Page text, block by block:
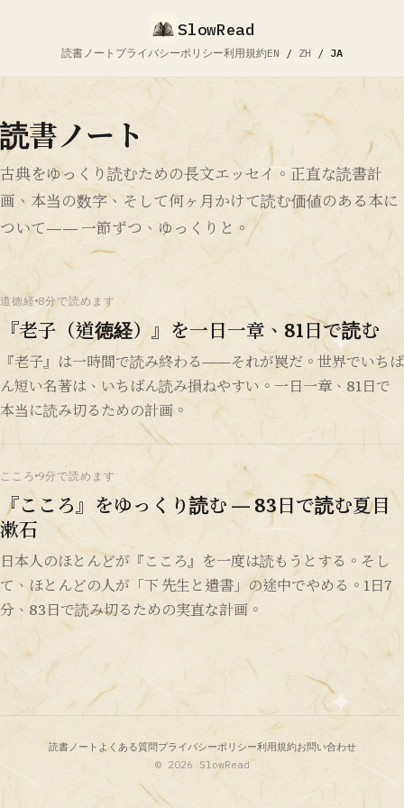
SlowRead
読書ノート プライバシーポリシー利用規約EN / ZH / JA
読書ノート
古典をゆっくり読むための長文エッセイ。正直な読書計
画、本当の数字、そして何ヶ月かけて読む価値のある本に
ついて—— 一節ずつ、ゆっくりと。
道徳経 8分で読めます
『老子（道徳経）』を一日一章、81日で読む
『老子』は一時間で読み終わる——それが罠だ。世界でいちば
ん短い名著は、いちばん読み損ねやすい。一日一章、81日で
本当に読み切るための計画。
こころ 9分で読めます
『こころ』をゆっくり読む — 83日で読む夏目
漱石
日本人のほとんどが『こころ』を一度は読もうとする。そし
て、ほとんどの人が「下 先生と遺書」の途中でやめる。1日7
分、83日で読み切るための実直な計画。
読書ノート よくある質問プライバシーポリシー利用規約お問い合わせ
© 2026 SlowRead